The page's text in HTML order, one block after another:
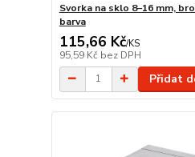
Svorka na sklo 8–16 mm,
barva
115,66 Kč/KS
95,59 Kč bez DPH
Přidat